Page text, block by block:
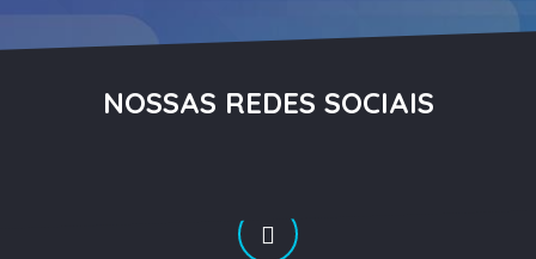
NOSSAS REDES SOCIAIS